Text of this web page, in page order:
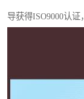
导获得ISO9000认